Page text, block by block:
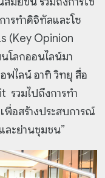
รทำดิจิทัลและโซ
(Key Opinion
โลกออนไลน์มา
ฟไลน์ อาทิ วิทยุ สื่อ
รวมไปถึงการทำ
พื่อสร้างประสบการณ์
ละย่านชุมชน”